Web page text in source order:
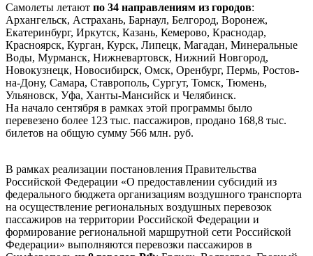
Самолеты летают по 34 направлениям из городов:
Архангельск, Астрахань, Барнаул, Белгород, Воронеж,
Екатеринбург, Иркутск, Казань, Кемерово, Краснодар,
Красноярск, Курган, Курск, Липецк, Магадан, Минеральные
Воды, Мурманск, Нижневартовск, Нижний Новгород,
Новокузнецк, Новосибирск, Омск, Оренбург, Пермь, Ростов-
на-Дону, Самара, Ставрополь, Сургут, Томск, Тюмень,
Ульяновск, Уфа, Ханты-Мансийск и Челябинск.
На начало сентября в рамках этой программы было
перевезено более 123 тыс. пассажиров, продано 168,8 тыс.
билетов на общую сумму 566 млн. руб.
В рамках реализации постановления Правительства
Российской Федерации «О предоставлении субсидий из
федерального бюджета организациям воздушного транспорта
на осуществление региональных воздушных перевозок
пассажиров на территории Российской Федерации и
формирование региональной маршрутной сети Российской
Федерации» выполняются перевозки пассажиров в